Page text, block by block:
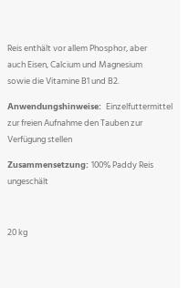
Reis enthält vor allem Phosphor, aber
auch Eisen, Calcium und Magnesium
sowie die Vitamine B1 und B2.
Anwendungshinweise: Einzelfuttermittel
zur freien Aufnahme den Tauben zur
Verfügung stellen
Zusammensetzung:100% Paddy Reis
ungeschält
20 kg